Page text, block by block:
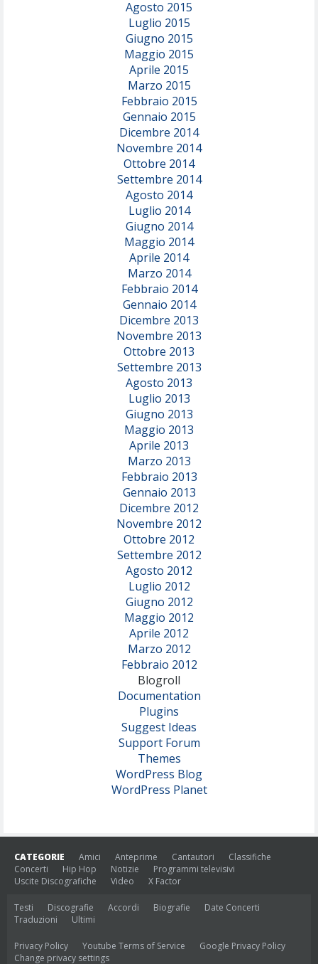
Agosto 2015
Luglio 2015
Giugno 2015
Maggio 2015
Aprile 2015
Marzo 2015
Febbraio 2015
Gennaio 2015
Dicembre 2014
Novembre 2014
Ottobre 2014
Settembre 2014
Agosto 2014
Luglio 2014
Giugno 2014
Maggio 2014
Aprile 2014
Marzo 2014
Febbraio 2014
Gennaio 2014
Dicembre 2013
Novembre 2013
Ottobre 2013
Settembre 2013
Agosto 2013
Luglio 2013
Giugno 2013
Maggio 2013
Aprile 2013
Marzo 2013
Febbraio 2013
Gennaio 2013
Dicembre 2012
Novembre 2012
Ottobre 2012
Settembre 2012
Agosto 2012
Luglio 2012
Giugno 2012
Maggio 2012
Aprile 2012
Marzo 2012
Febbraio 2012
Blogroll
Documentation
Plugins
Suggest Ideas
Support Forum
Themes
WordPress Blog
WordPress Planet
CATEGORIE Amici Anteprime Cantautori
Classifiche
Concerti
Hip Hop Notizie
Programmi televisivi
Uscite Discografiche
Video X Factor
Testi Discografie Accordi Biografie
Date Concerti
Traduzioni
Ultimi
Privacy Policy Youtube Terms of Service
Google Privacy Policy
Change privacy settings